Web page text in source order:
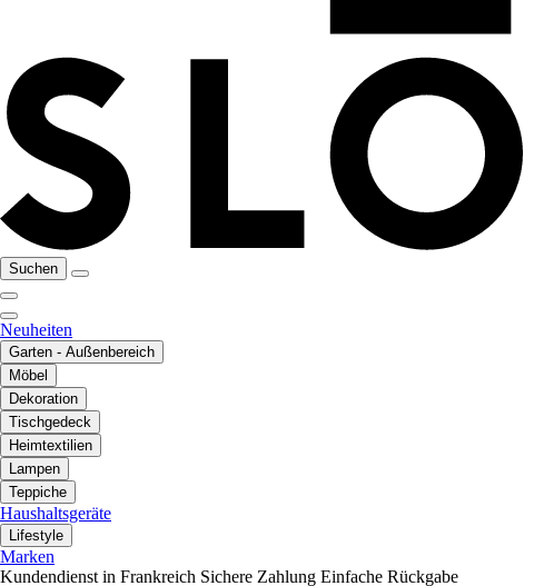
Suchen
Neuheiten
Garten - Außenbereich
Möbel
Dekoration
Tischgedeck
Heimtextilien
Lampen
Teppiche
Haushaltsgeräte
Lifestyle
Marken
Kundendienst in Frankreich Sichere Zahlung Einfache Rückgabe